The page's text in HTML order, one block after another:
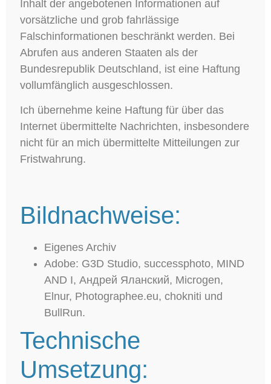
Inhalt der angebotenen Informationen auf
vorsätzliche und grob fahrlässige
Falschinformationen beschränkt werden. Bei
Abrufen aus anderen Staaten als der
Bundesrepublik Deutschland, ist eine Haftung
vollumfänglich ausgeschlossen.
Ich übernehme keine Haftung für über das
Internet übermittelte Nachrichten, insbesondere
nicht für an mich übermittelte Mitteilungen zur
Fristwahrung.
Bildnachweise:
Eigenes Archiv
Adobe: G3D Studio, successphoto, MIND
AND I, Андрей Яланский, Microgen,
Elnur, Photographee.eu, chokniti und
BullRun.
Technische
Umsetzung: